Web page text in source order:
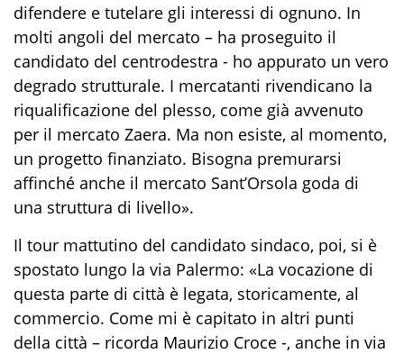
difendere e tutelare gli interessi di ognuno. In
molti angoli del mercato – ha proseguito il
candidato del centrodestra - ho appurato un vero
degrado strutturale. I mercatanti rivendicano la
riqualificazione del plesso, come già avvenuto
per il mercato Zaera. Ma non esiste, al momento,
un progetto finanziato. Bisogna premurarsi
affinché anche il mercato Sant’Orsola goda di
una struttura di livello».
Il tour mattutino del candidato sindaco, poi, si è
spostato lungo la via Palermo: «La vocazione di
questa parte di città è legata, storicamente, al
commercio. Come mi è capitato in altri punti
della città – ricorda Maurizio Croce -, anche in via